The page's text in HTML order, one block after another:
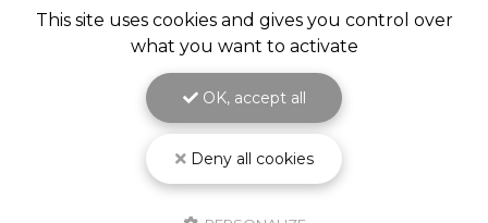
This site uses cookies and gives you control over
what you want to activate
OK, accept all
Deny all cookies